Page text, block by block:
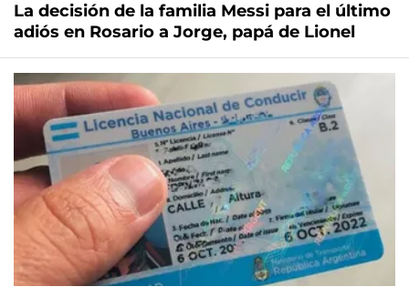
La decisión de la familia Messi para el último
adiós en Rosario a Jorge, papá de Lionel